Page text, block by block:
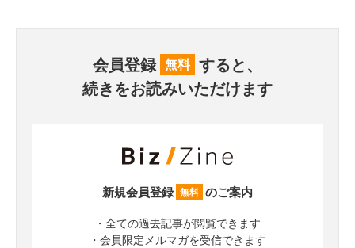
会員登録 無料 すると、
続きをお読みいただけます
新規会員登録 無料 のご案内
・全ての過去記事が閲覧できます
・会員限定メルマガを受信できます